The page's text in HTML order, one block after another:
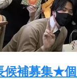
補募集★個